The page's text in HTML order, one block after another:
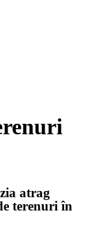
atrag
terenuri în